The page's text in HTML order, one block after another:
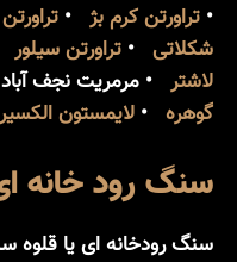
• تراورتن کرم بژ •
شکلاتی • تراورتن سیلور
لاشتر • مرمریت نجف
گوهره • لایمستون الکسیر
سنگ رود خانه
سنگ رودخانه ای یا